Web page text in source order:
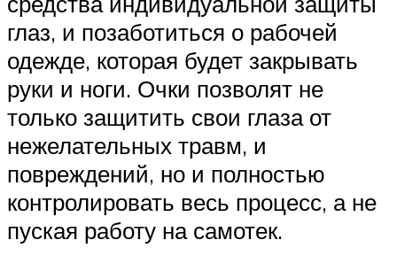
глаз, и позаботиться о рабочей
одежде, которая будет закрывать
руки и ноги. Очки позволят не
только защитить свои глаза от
нежелательных травм, и
повреждений, но и полностью
контролировать весь процесс, а не
пуская работу на самотек.